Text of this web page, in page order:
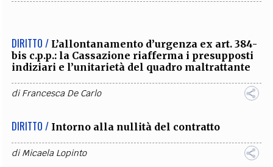
DIRITTO / L’allontanamento d’urgenza ex art. 384-
bis c.p.p.: la Cassazione riafferma i presupposti
indiziari e l’unitarietà del quadro maltrattante
diFrancesca De Carlo
DIRITTO / Intorno alla nullità del contratto
diMicaela Lopinto